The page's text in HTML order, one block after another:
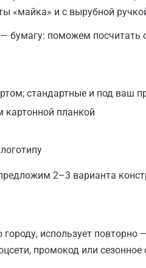
«майка» и с вырубной
бумагу: поможем
стандартные и под ваш
картонной планкой
2–3 варианта
использует повторно
промокод или